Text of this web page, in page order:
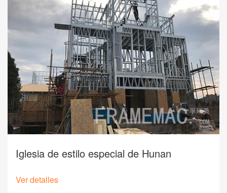
Iglesia de estilo especial de Hunan
Ver detalles